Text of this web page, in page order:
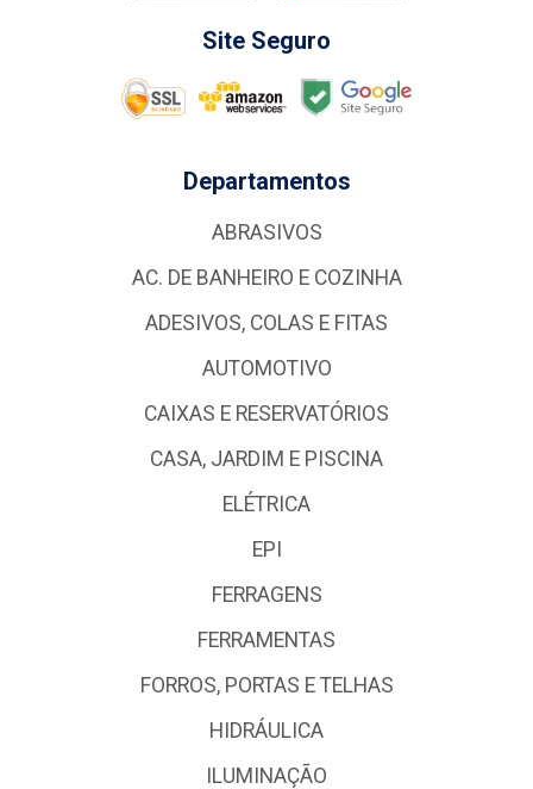
Site Seguro
Departamentos
ABRASIVOS
AC. DE BANHEIRO E COZINHA
ADESIVOS, COLAS E FITAS
AUTOMOTIVO
CAIXAS E RESERVATÓRIOS
CASA, JARDIM E PISCINA
ELÉTRICA
EPI
FERRAGENS
FERRAMENTAS
FORROS, PORTAS E TELHAS
HIDRÁULICA
ILUMINAÇÃO